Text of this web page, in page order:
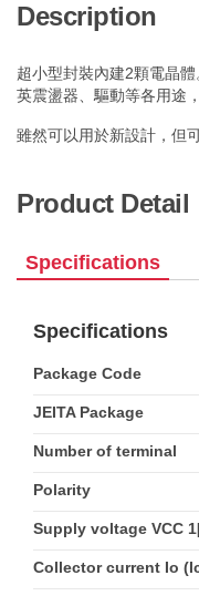
Description
超小型封裝內建2顆電晶
英震盪器、驅動等各用途
雖然可以用於新設計，但
Product Detail
Specifications
Specifications
Package Code
JEITA Package
Number of terminal
Polarity
Supply voltage VCC
Collector current Io